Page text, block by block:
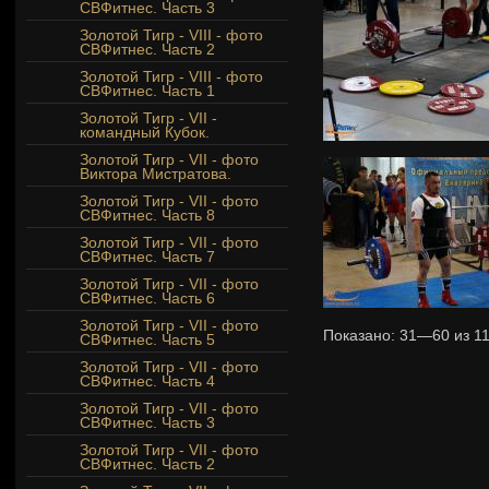
СВФитнес. Часть 3
Золотой Тигр - VIII - фото
СВФитнес. Часть 2
Золотой Тигр - VIII - фото
СВФитнес. Часть 1
Золотой Тигр - VII -
командный Кубок.
Золотой Тигр - VII - фото
Виктора Мистратова.
Золотой Тигр - VII - фото
СВФитнес. Часть 8
Золотой Тигр - VII - фото
СВФитнес. Часть 7
Золотой Тигр - VII - фото
СВФитнес. Часть 6
Золотой Тигр - VII - фото
СВФитнес. Часть 5
Золотой Тигр - VII - фото
СВФитнес. Часть 4
Золотой Тигр - VII - фото
СВФитнес. Часть 3
Золотой Тигр - VII - фото
СВФитнес. Часть 2
Показано: 31—60 из